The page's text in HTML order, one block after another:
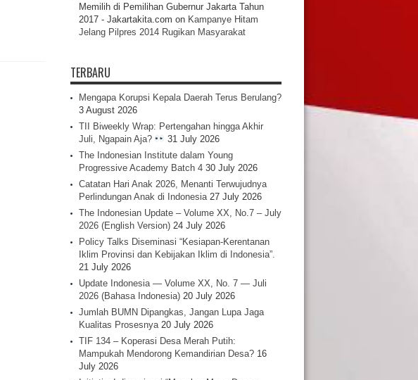
Memilih di Pemilihan Gubernur Jakarta Tahun
2017 - Jakartakita.com on Kampanye Hitam
Jelang Pilpres 2014 Rugikan Masyarakat
TERBARU
Mengapa Korupsi Kepala Daerah Terus Berulang?
3 August 2026
TII Biweekly Wrap: Pertengahan hingga Akhir
Juli, Ngapain Aja?
31 July 2026
The Indonesian Institute dalam Young
Progressive Academy Batch 4 30 July 2026
Catatan Hari Anak 2026, Menanti Terwujudnya
Perlindungan Anak di Indonesia 27 July 2026
The Indonesian Update – Volume XX, No.7 – July
2026 (English Version) 24 July 2026
Policy Talks Diseminasi “Kesiapan-Kerentanan
Iklim Provinsi dan Kebijakan Iklim di Indonesia”.
21 July 2026
Update Indonesia — Volume XX, No. 7 — Juli
2026 (Bahasa Indonesia) 20 July 2026
Jumlah BUMN Dipangkas, Jangan Lupa Jaga
Kualitas Prosesnya 20 July 2026
TIF 134 – Koperasi Desa Merah Putih:
Mampukah Mendorong Kemandirian Desa? 16
July 2026